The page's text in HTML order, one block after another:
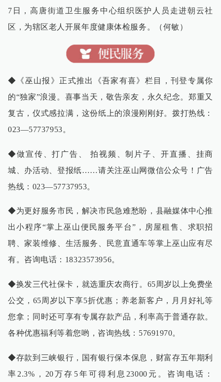
7日，高唐街道卫生服务中心组织医护人员走进朝云社
区，为辖区老人开展年度健康体检服务。（何敏）
◆《巫山报》正式推出《吾家有喜》栏目，刊登专属你
的“独家”浪漫。喜事当天，敬告亲友，永久纪念。郑重又
复古，仪式感拉满，这份纸上的浪漫刚刚好。拨打热线：
023—57737953。
◆做宣传、打广告、 拍视频、制片子、开直播、挂商
城、办活动、登报纸……请关注巫山网微信公众号！广告
热线：023—57737953。
◆为更好服务市民，解决市民急难愁盼，县融媒体中心推
出小程序“掌上巫山便民服务平台”，房屋租售、求职招
聘、家装维修、生活服务、民意直通车等掌上巫山应有尽
有。咨询电话：18323573956。
◆换发三代社保卡，就选重庆农商行。65周岁以上免费坐
公交，65周岁以下享5折优惠；养老新客户，月月好礼等
您拿；同时还可享有专属存款产品，利率高于普通存款。
各种优惠福利等着您哟，咨询热线：57691970。
◆存款到三峡银行，国有银行保本保息，财富存五年期利
率2.3%，20万存5年可得利息23000元。咨询电话：